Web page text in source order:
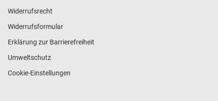
Widerrufsrecht
Widerrufsformular
Erklärung zur Barrierefreiheit
Umweltschutz
Cookie-Einstellungen